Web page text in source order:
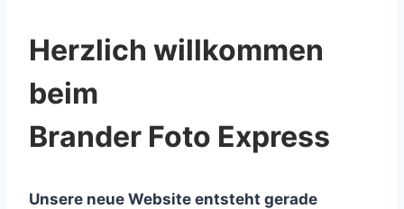
Herzlich willkommen
beim
Brander Foto Express
Unsere neue Website entsteht gerade